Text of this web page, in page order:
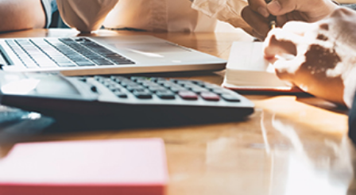
البحث عن الوكيل
الأسئلة الشائعة